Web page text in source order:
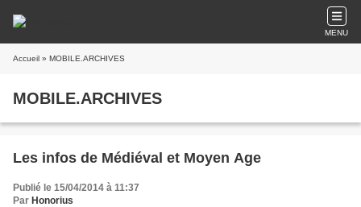
MENU
Accueil » MOBILE.ARCHIVES
MOBILE.ARCHIVES
Les infos de Médiéval et Moyen Age
Publié le 15/04/2014 à 11:37
Par Honorius